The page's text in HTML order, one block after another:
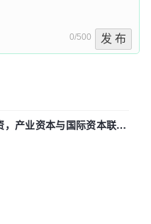
0/500 发 布
产业资本与国际资本联手